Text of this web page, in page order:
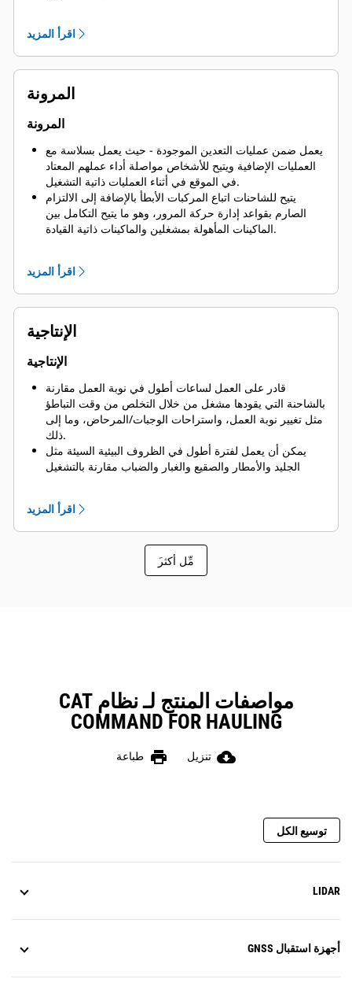
يستخدم تقنيات مثبتة الكفاءة لمنع الاصطدام بالأجسام التي
تظهر فجأة في مسار الشاحنة.
يعزز السلامة عن طريق إبعاد المشغلين عن الظروف الخطرة.
اقرأ المزيد
المرونة
المرونة
يعمل ضمن عمليات التعدين الموجودة - حيث يعمل بسلاسة مع
العمليات الإضافية ويتيح للأشخاص مواصلة أداء عملهم المعتاد
في الموقع في أثناء العمليات ذاتية التشغيل.
يتيح للشاحنات اتباع المركبات الأبطأ بالإضافة إلى الالتزام
الصارم بقواعد إدارة حركة المرور، وهو ما يتيح التكامل بين
الماكينات المأهولة بمشغلين والماكينات ذاتية القيادة.
تسمح بالتطوير السريع لأي شبكة طرق تعدين - في غضون
دقائق.
يوفر نقاط دخول متعددة، مع نشر سريع وقابل للتكرار وقابل
للتطوير.
يتيح للشاحنات العمل إما في الوضع ذاتي القيادة أو الوضع
اليدوي، وهو ما يتيح نفس الأداء والوظائف لموديل الشاحنة
اقرأ المزيد
الإنتاجية
الإنتاجية
قادر على العمل لساعات أطول في نوبة العمل مقارنة
بالشاحنة التي يقودها مشغل من خلال التخلص من وقت التباطؤ
مثل تغيير نوبة العمل، واستراحات الوجبات/المرحاض، وما إلى
ذلك.
يمكن أن يعمل لفترة أطول في الظروف البيئية السيئة مثل
الجليد والأمطار والصقيع والغبار والضباب مقارنة بالتشغيل
يعمل بطريقة أكثر اتساقًا من الشاحنات التي تعمل بقيادة
مشغل وبأقصى سرعة مصممة للشاحنة الأساسية.
يسمح لمشغلي اللودر بتعيين مواقع دقيقة لنقاط التركيز، وهو
يستخدم نظام تحديد المواقع العالمي (GPS) عالي الدقة لتوفير
اقرأ المزيد
َمِّل أكثر
مواصفات المنتج لـ نظام CAT
COMMAND FOR HAULING
cloud_download تنزيل print طباعة
توسيع الكل
LIDAR
أجهزة استقبال GNSS